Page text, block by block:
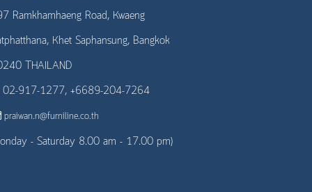
Ramkhamhaeng Road, Kwaeng
Khet Saphansung, Bangkok
THAILAND
917-1277, +6689-204-7264
praiwan.n@furniline.co.th
- Saturday 8.00 am - 17.00 pm)